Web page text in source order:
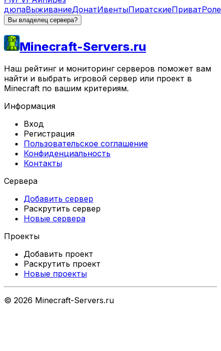
дюпаВыживаниеДонатИвентыПиратскиеПриват
Вы владелец сервера?
Minecraft-Servers.ru
Наш рейтинг и мониторинг серверов поможет вам
найти и выбрать игровой сервер или проект в
Minecraft по вашим критериям.
Информация
Вход
Регистрация
Пользовательское соглашение
Конфиденциальность
Контакты
Сервера
Добавить сервер
Раскрутить сервер
Новые сервера
Проекты
Добавить проект
Раскрутить проект
Новые проекты
© 2026 Minecraft-Servers.ru